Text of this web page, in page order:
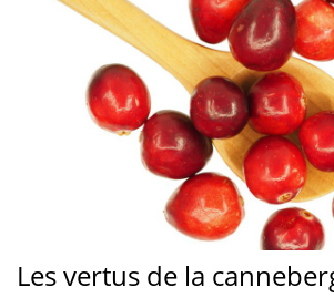
Les vertus de la